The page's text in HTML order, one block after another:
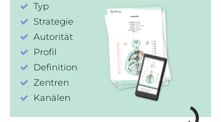
Typ
Strategie
Autorität
Profil
Definition
Zentren
Kanälen